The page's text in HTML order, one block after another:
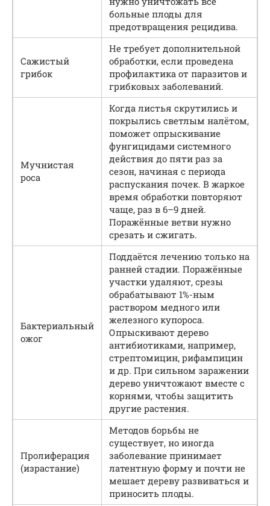
больные плоды для
предотвращения рецидива.
Сажистый
грибок
Не требует дополнительной
обработки, если проведена
профилактика от паразитов и
грибковых заболеваний.
Мучнистая
роса
Когда листья скрутились и
покрылись светлым налётом,
поможет опрыскивание
фунгицидами системного
действия до пяти раз за
сезон, начиная с периода
распускания почек. В жаркое
время обработки повторяют
чаще, раз в 6–9 дней.
Поражённые ветви нужно
срезать и сжигать.
Бактериальный
ожог
Поддаётся лечению только на
ранней стадии. Поражённые
участки удаляют, срезы
обрабатывают 1%-ным
раствором медного или
железного купороса.
Опрыскивают дерево
антибиотиками, например,
стрептомицин, рифампицин
и др. При сильном заражении
дерево уничтожают вместе с
корнями, чтобы защитить
другие растения.
Пролиферация
(израстание)
Методов борьбы не
существует, но иногда
заболевание принимает
латентную форму и почти не
мешает дереву развиваться и
приносить плоды.